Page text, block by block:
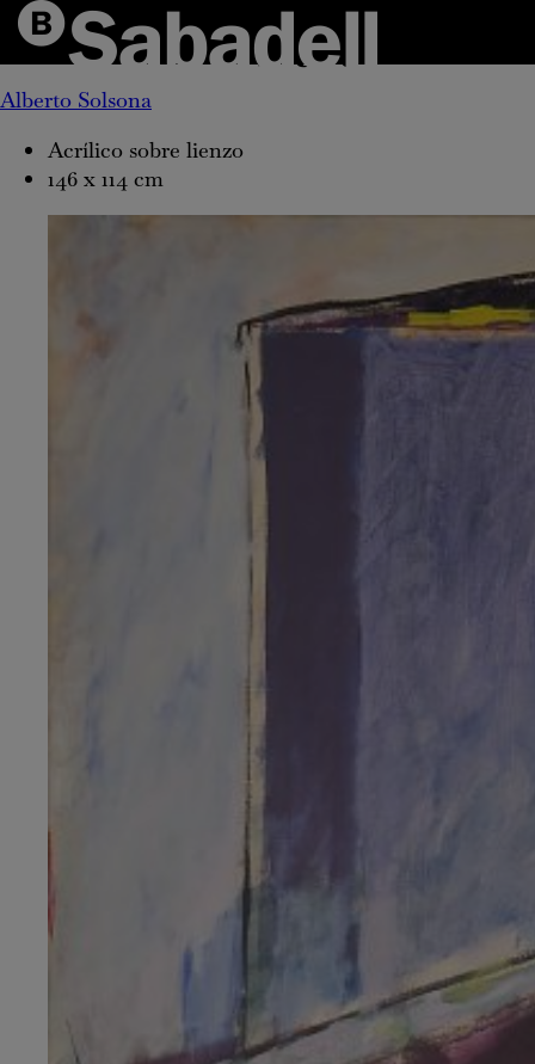
Plano oscuro,1979
Alberto Solsona
Acrílico sobre lienzo
146 x 114 cm